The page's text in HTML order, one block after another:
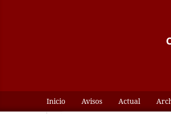
Inicio Avisos Actual